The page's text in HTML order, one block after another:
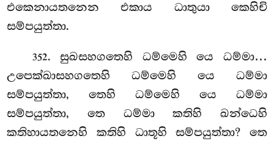
එකෙනායතනෙනඑකාය ධාතුයා කෙහිචි
සම්පයුත්තා.
352. සුඛසහගතෙහි ධම්මෙහි යෙ ධම්මා…
උපෙක්ඛාසහගතෙහි ධම්මෙහි යෙ ධම්මා
සම්පයුත්තා, තෙහි ධම්මෙහි යෙ ධම්මා
සම්පයුත්තා, තෙ ධම්මා කතිහි ඛන්ධෙහි
කතිහායතනෙහි කතිහි ධාතූහි සම්පයුත්තා? තෙ